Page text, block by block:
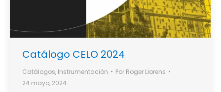
Catálogo CELO 2024
Catálogos, Instrumentación Por Roger Llorens
24 mayo, 2024